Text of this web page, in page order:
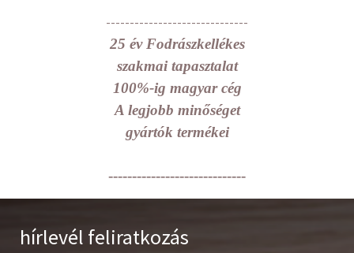
------------------------------
25 év Fodrászkellékes
szakmai tapasztalat
100%-ig magyar cég
A legjobb minőséget
gyártók termékei
-----------------------------
hírlevél feliratkozás